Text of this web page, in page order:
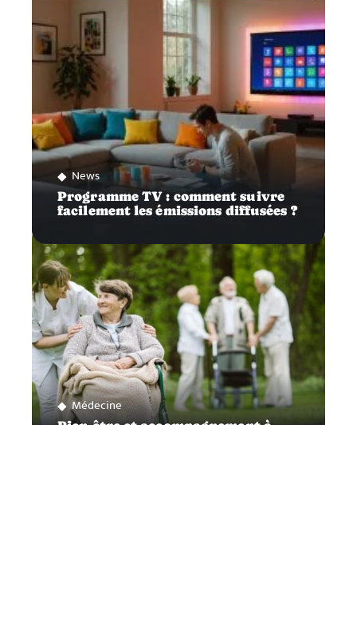
News
Programme TV : comment suivre
facilement les émissions diffusées ?
Médecine
Bien-être et accompagnement à